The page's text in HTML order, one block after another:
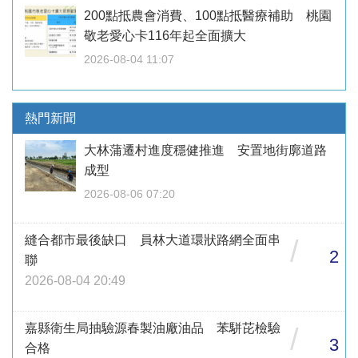
200點抵農會消費、100點抵醫療補助 桃園
敬老愛心卡116年起全面擴大
2026-08-04 11:07
熱門新聞
大林蒲遷村進度穩健推進 安置地街廓道路
成型
2026-08-06 07:20
縫合都市最後缺口 員林大道環狀路網全面串
聯
2026-08-04 20:49
/ 2
嘉縣衛生局抽驗源春製油廠油品 苯駢芘檢驗
合格
/ 3